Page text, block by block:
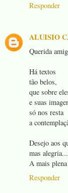
Responder
ALUISIO
Querida
Há textos
tão belos,
que sobre
e suas
só nos resta
a
Desejo aos
mas alegria...
A mais
Responder